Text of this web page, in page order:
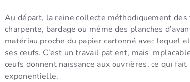
Au départ, la reine collecte méthodiquement
charpente, bardage ou même des planches
matériau proche du papier cartonné avec lequel
ses œufs. C’est un travail patient, mais
œufs donnent naissance aux ouvrières, ce qui
exponentielle.